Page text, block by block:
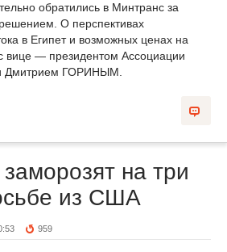
обратились в Минтранс за
О перспективах
в Египет и возможных ценах на
вице — президентом Ассоциации
Дмитрием ГОРИНЫМ.
на три
из США
959